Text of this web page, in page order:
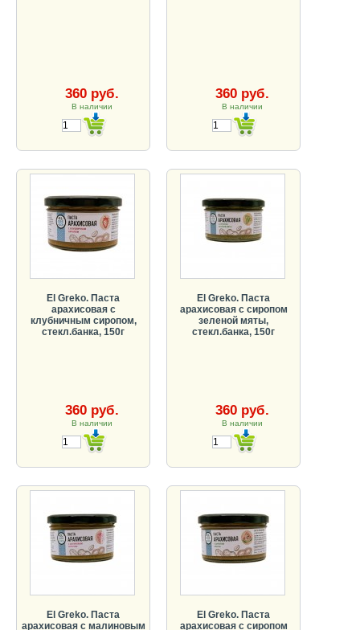
360 руб.
В наличии
360 руб.
В наличии
El Greko. Паста
арахисовая с
клубничным сиропом,
стекл.банка, 150г
360 руб.
В наличии
El Greko. Паста
арахисовая с сиропом
зеленой мяты,
стекл.банка, 150г
360 руб.
В наличии
El Greko. Паста
арахисовая с малиновым
El Greko. Паста
арахисовая с сиропом